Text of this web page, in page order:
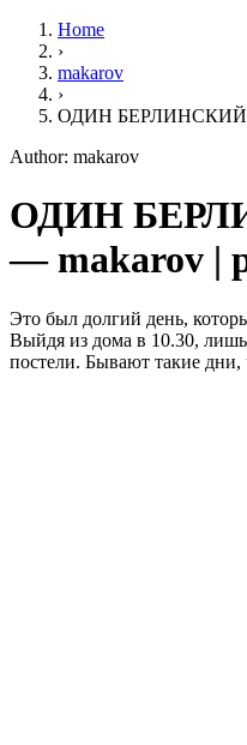
Home
›
makarov
›
ОДИН
Author: makarov
ОДИН
— makarov |
Это был долгий день,
Выйдя из дома в 10.30, лишь
постели. Бывают такие дни,